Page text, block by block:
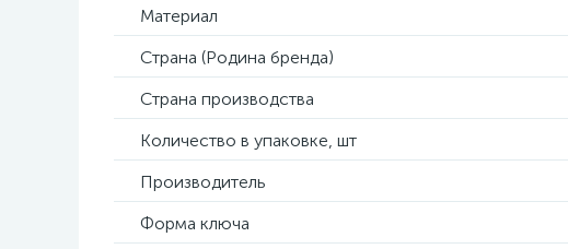
Материал
Страна (Родина бренда)
Страна производства
Количество в упаковке, шт
Производитель
Форма ключа